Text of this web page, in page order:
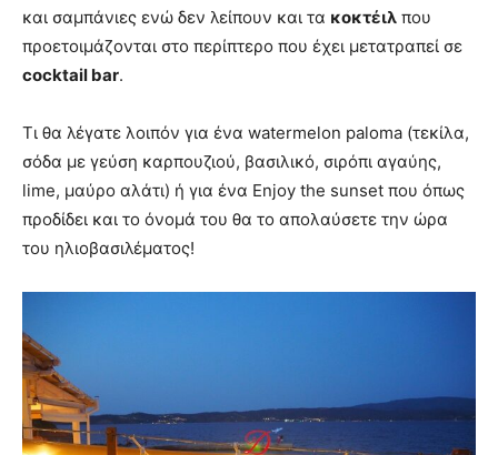
και σαμπάνιες ενώ δεν λείπουν και τα κοκτέιλ που
προετοιμάζονται στο περίπτερο που έχει μετατραπεί σε
cocktail bar.
Τι θα λέγατε λοιπόν για ένα watermelon paloma (τεκίλα,
σόδα με γεύση καρπουζιού, βασιλικό, σιρόπι αγαύης,
lime, μαύρο αλάτι) ή για ένα Enjoy the sunset που όπως
προδίδει και το όνομά του θα το απολαύσετε την ώρα
του ηλιοβασιλέματος!